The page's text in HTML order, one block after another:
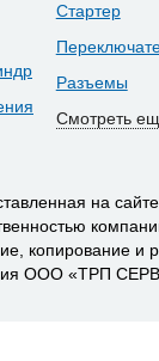
Стартер
Разъемы
Смотреть
на
копирование и
ООО «ТРП